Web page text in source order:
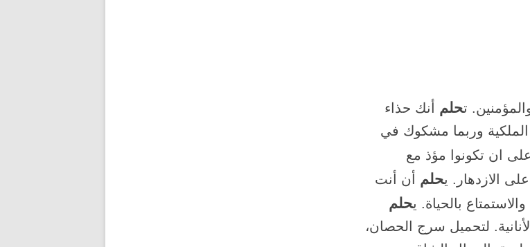
تحلم أنك حذاء
وربما مشكوك في
ان تكونوا مؤذ مع
الازدهار. يحلم أن أنت
بالحياة. يحلم
لتحميل سرج الحصان،